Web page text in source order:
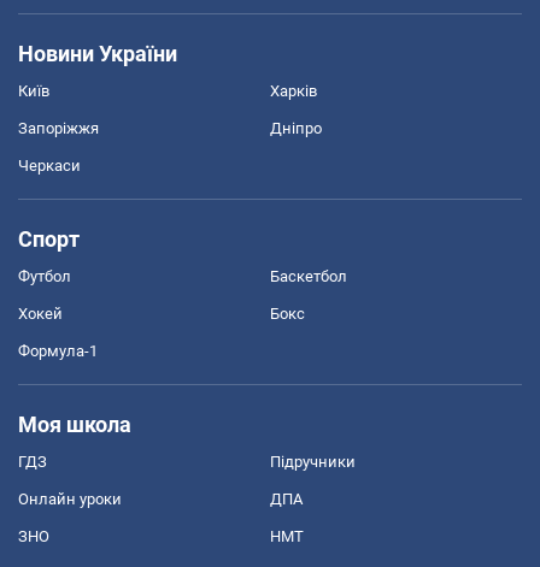
Новини України
Київ Харків
Запоріжжя Дніпро
Черкаси
Спорт
Футбол Баскетбол
Хокей Бокс
Формула-1
Моя школа
ГДЗ Підручники
Онлайн уроки ДПА
ЗНО НМТ